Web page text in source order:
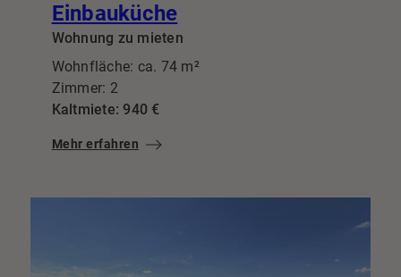
Einbauküche
Wohnung zu mieten
Wohnfläche: ca. 74 m²
Zimmer: 2
Kaltmiete: 940 €
Mehr erfahren